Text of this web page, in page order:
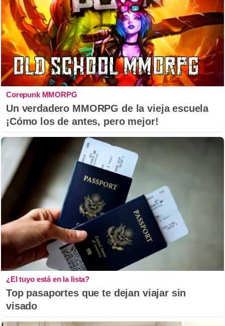
Corepunk MMORPG
Un verdadero MMORPG de la vieja escuela
¡Cómo los de antes, pero mejor!
¿El tuyo está en la lista?
Top pasaportes que te dejan viajar sin
visado